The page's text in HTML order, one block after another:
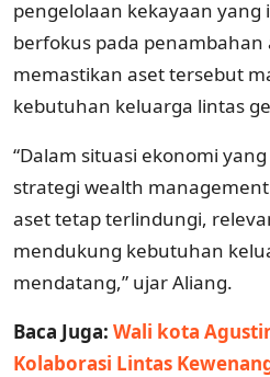
pengelolaan kekayaan yang
berfokus pada penambahan
memastikan aset tersebut
kebutuhan keluarga lintas
“Dalam situasi ekonomi
strategi wealth
aset tetap terlindungi,
mendukung kebutuhan
mendatang,” ujar Aliang.
Baca Juga: Wali kota
Kolaborasi Lintas